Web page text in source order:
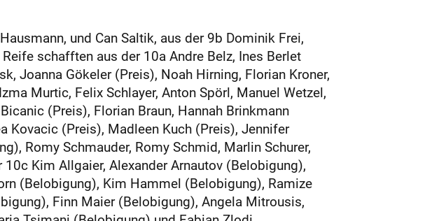
und Can Saltik, aus der 9b Dominik Frei,
schafften aus der 10a Andre Belz, Ines Berlet
Joanna Gökeler (Preis), Noah Hirning, Florian Kroner,
Murtic, Felix Schlayer, Anton Spörl, Manuel Wetzel,
(Preis), Florian Braun, Hannah Brinkmann
(Preis), Madleen Kuch (Preis), Jennifer
Romy Schmauder, Romy Schmid, Marlin Schurer,
Kim Allgaier, Alexander Arnautov (Belobigung),
(Belobigung), Kim Hammel (Belobigung), Ramize
Finn Maier (Belobigung), Angela Mitrousis,